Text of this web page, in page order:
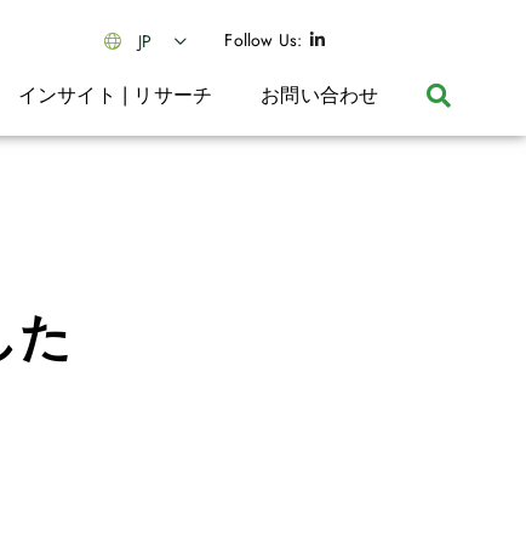
JP Follow Us:
インサイト | リサーチ お問い合わせ
た